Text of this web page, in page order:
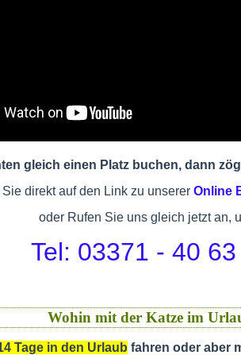
gleich einen Platz buchen, dann
direkt auf den Link zu unserer Online
oder Rufen Sie uns gleich jetzt an,
Tel: 03371 - 40
Wohin mit der Katze im
Tage in den Urlaub fahren oder aber